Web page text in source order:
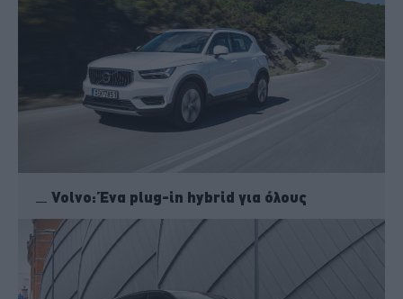
Volvo: Ένα plug-in hybrid για όλους